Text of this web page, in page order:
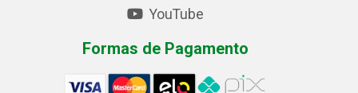
YouTube
Formas de Pagamento